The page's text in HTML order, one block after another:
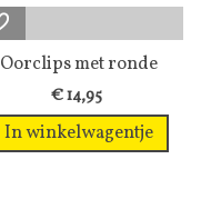
Oorclips met ronde
hanger...
€ 14,95
In winkelwagentje